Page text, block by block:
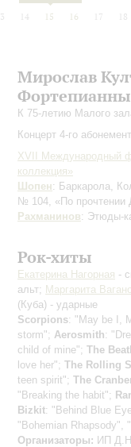
13 14 15 16 17 18
Мирослав
К 75-летию Малого
Концерт 4-го
XVII Международный
коллекция»
Шопен: Баркарола,
№ 104, «По прочтении
Рахманинов: Этюды-
Рок-хиты
Екатерина Нагорная -
альт; Маргарита
(Куба) - ударные
Scorpions: "May be I,
storm"; Aerosmith:
child of mine"; The
love her"; The Rolling
teen spirit"; The
"Breaking the habit";
Bizkit: "Behind Blue
"Bohemian Rhapsody",
Организаторы: ИП